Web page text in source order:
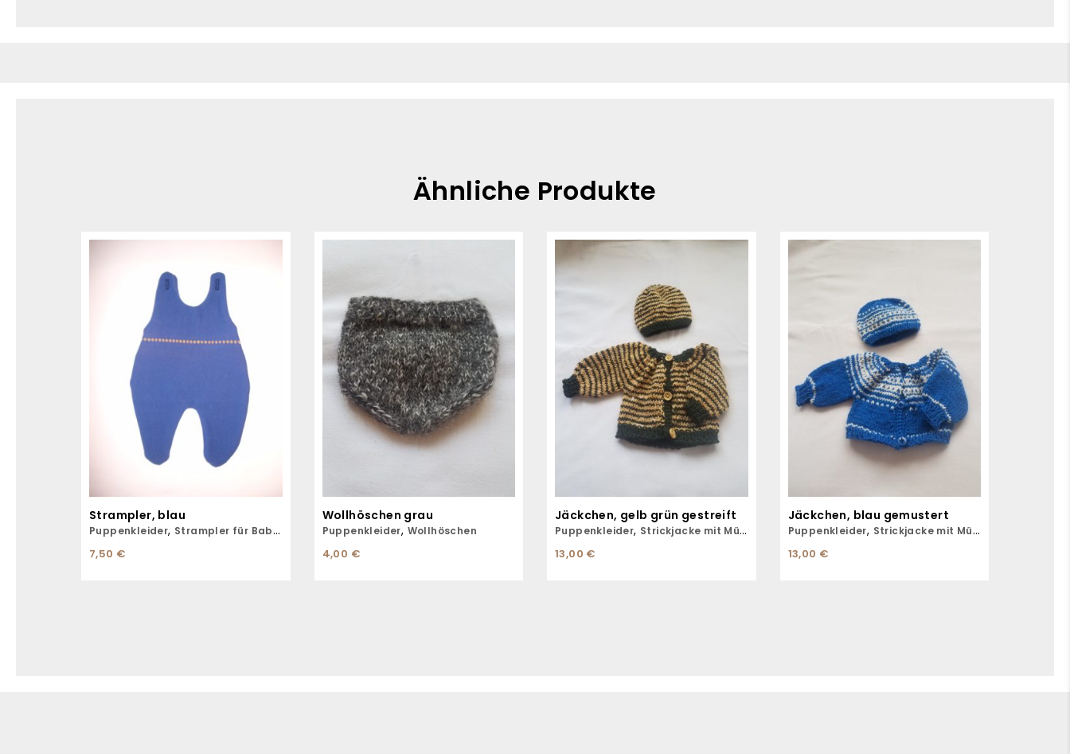
Ähnliche Produkte
Strampler, blau
Puppenkleider, Strampler für Babys
7,50 €
Wollhöschen grau
Puppenkleider, Wollhöschen
4,00 €
Jäckchen, gelb grün gestreift
Puppenkleider, Strickjacke mit Mütze
13,00 €
Jäckchen, blau gemustert
Puppenkleider, Strickjacke mit Mütze
13,00 €